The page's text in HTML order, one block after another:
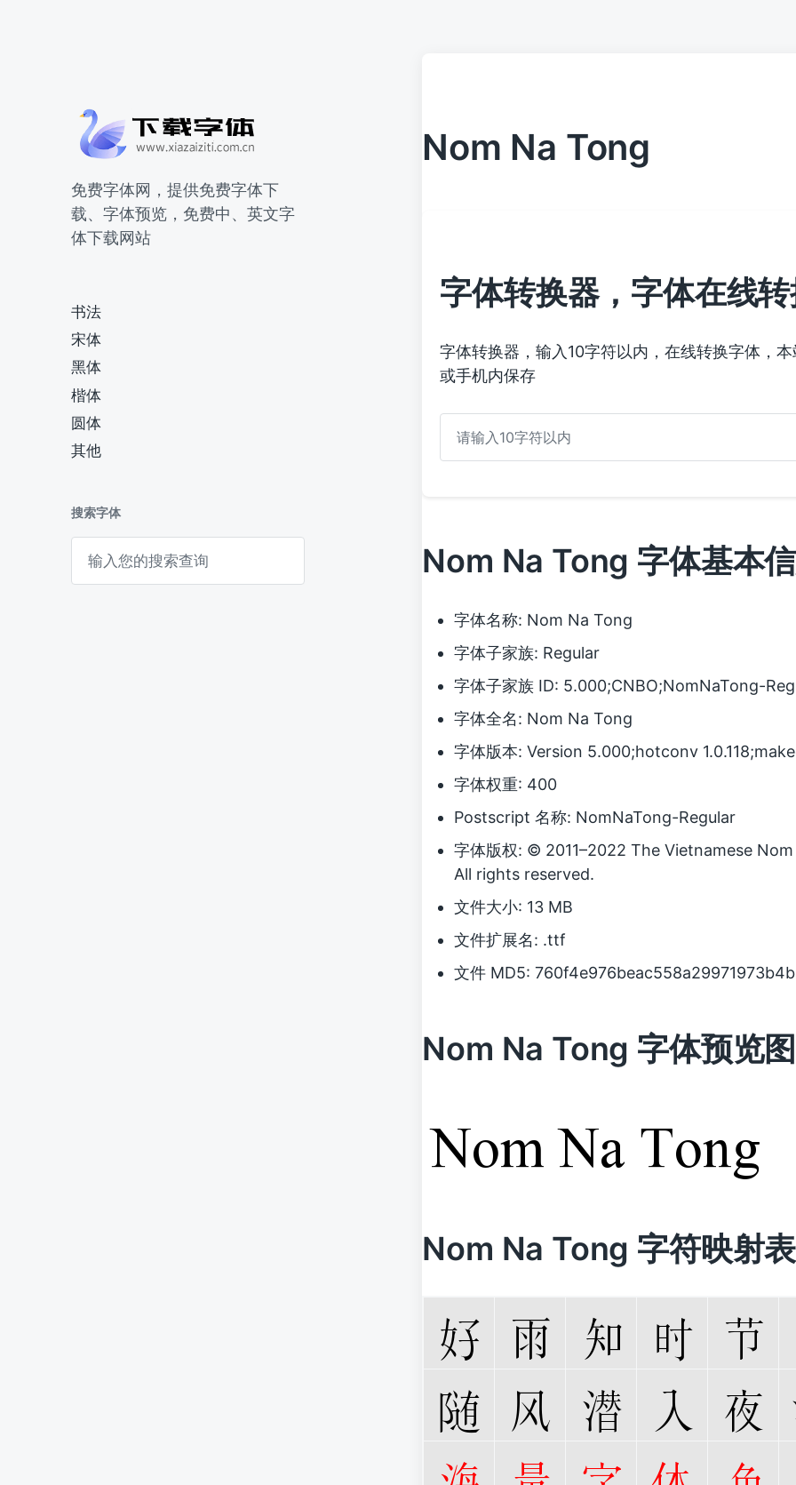
免费字体网，提供免费字体下
载、字体预览，免费中、英文字
体下载网站
书法
宋体
黑体
楷体
圆体
其他
搜索字体
Nom Na Tong
字体转换器，字体在线
字体转换器，输入10字符以内，在线转换字体，
或手机内保存
Nom Na Tong 字体基本
字体名称: Nom Na Tong
字体子家族: Regular
字体子家族 ID: 5.000;CNBO;NomNaTong-
字体全名: Nom Na Tong
字体版本: Version 5.000;hotconv
字体权重: 400
Postscript 名称: NomNaTong-Regular
字体版权: © 2011–2022 The Vietnamese
All rights reserved.
文件大小: 13 MB
文件扩展名: .ttf
文件 MD5:
Nom Na Tong 字体预览图
Nom Na Tong 字符映射表